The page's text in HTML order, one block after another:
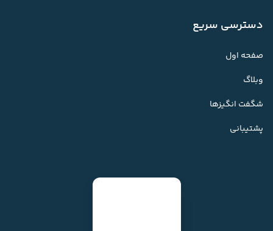
دسترسی سریع
صفحه اول
وبلاگ
شگفت انگیزها
پشتیبانی